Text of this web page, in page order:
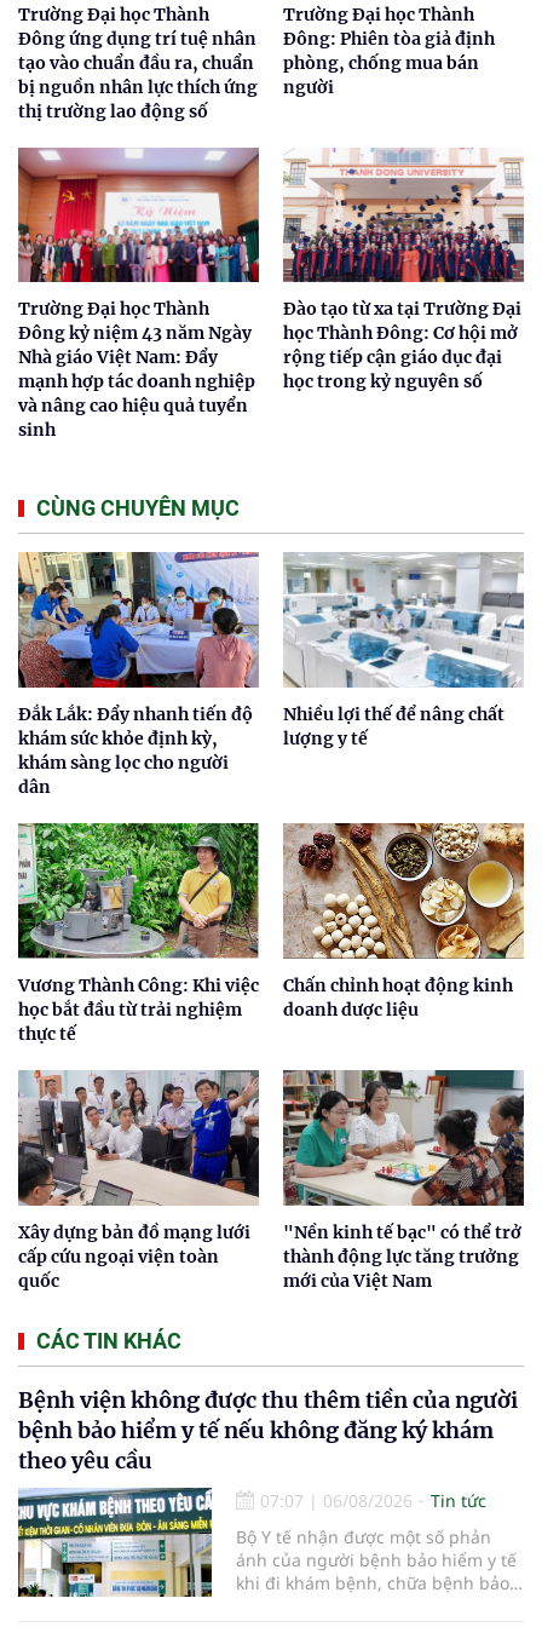
Trường Đại học Thành
Đông ứng dụng trí tuệ nhân
tạo vào chuẩn đầu ra, chuẩn
bị nguồn nhân lực thích ứng
thị trường lao động số
Trường Đại học Thành
Đông: Phiên tòa giả định
phòng, chống mua bán
người
Trường Đại học Thành
Đông kỷ niệm 43 năm Ngày
Nhà giáo Việt Nam: Đẩy
mạnh hợp tác doanh nghiệp
và nâng cao hiệu quả tuyển
sinh
Đào tạo từ xa tại Trường Đại
học Thành Đông: Cơ hội mở
rộng tiếp cận giáo dục đại
học trong kỷ nguyên số
CÙNG CHUYÊN MỤC
Đắk Lắk: Đẩy nhanh tiến độ
khám sức khỏe định kỳ,
khám sàng lọc cho người
dân
Nhiều lợi thế để nâng chất
lượng y tế
Vương Thành Công: Khi việc
học bắt đầu từ trải nghiệm
thực tế
Chấn chỉnh hoạt động kinh
doanh dược liệu
Xây dựng bản đồ mạng lưới
cấp cứu ngoại viện toàn
quốc
"Nền kinh tế bạc" có thể trở
thành động lực tăng trưởng
mới của Việt Nam
CÁC TIN KHÁC
Bệnh viện không được thu thêm tiền của người
bệnh bảo hiểm y tế nếu không đăng ký khám
theo yêu cầu
07:07 | 06/08/2026
Tin tức
Bộ Y tế nhận được một số phản
ánh của người bệnh bảo hiểm y tế
khi đi khám bệnh, chữa bệnh bảo